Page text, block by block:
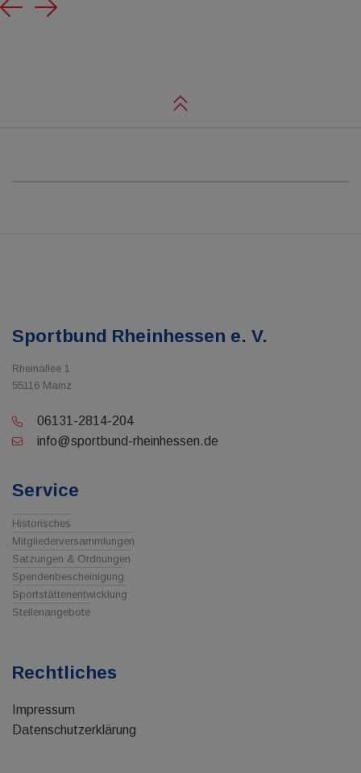
Previous
Next
Sportbund Rheinhessen e. V.
Rheinallee 1
55116 Mainz
06131-2814-204
info@sportbund-rheinhessen.de
Service
Historisches
Mitgliederversammlungen
Satzungen & Ordnungen
Spendenbescheinigung
Sportstättenentwicklung
Stellenangebote
Rechtliches
Impressum
Datenschutzerklärung